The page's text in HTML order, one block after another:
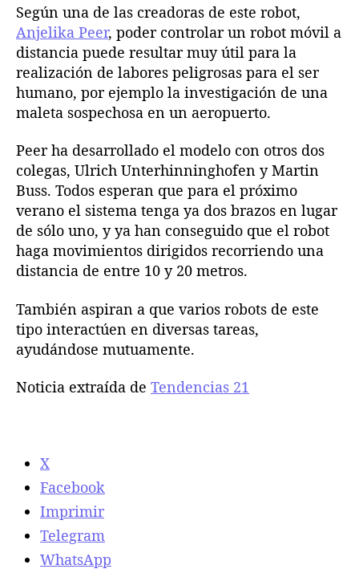
Según una de las creadoras de este robot,
Anjelika Peer, poder controlar un robot móvil a
distancia puede resultar muy útil para la
realización de labores peligrosas para el ser
humano, por ejemplo la investigación de una
maleta sospechosa en un aeropuerto.
Peer ha desarrollado el modelo con otros dos
colegas, Ulrich Unterhinninghofen y Martin
Buss. Todos esperan que para el próximo
verano el sistema tenga ya dos brazos en lugar
de sólo uno, y ya han conseguido que el robot
haga movimientos dirigidos recorriendo una
distancia de entre 10 y 20 metros.
También aspiran a que varios robots de este
tipo interactúen en diversas tareas,
ayudándose mutuamente.
Noticia extraída de Tendencias 21
X
Facebook
Imprimir
Telegram
WhatsApp